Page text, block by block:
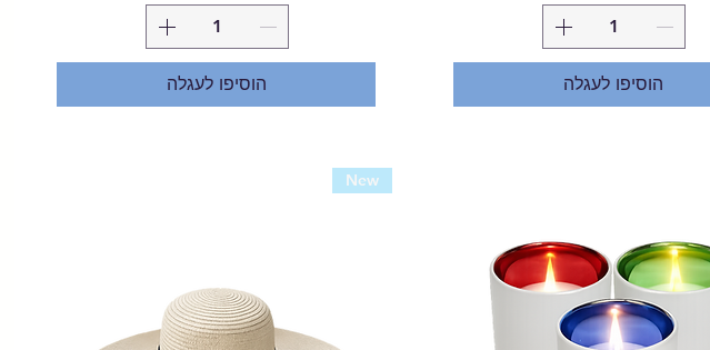
הוסיפו לעגלה הוסיפו לעגלה
New